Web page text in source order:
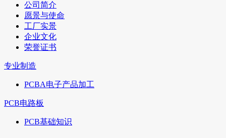
公司简介
愿景与使命
工厂实景
企业文化
荣誉证书
专业制造
PCBA电子产品加工
PCB电路板
PCB基础知识